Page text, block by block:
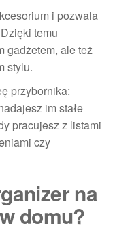
i pozwala
temu
gadżetem, ale też
stylu.
przybornika:
im stałe
pracujesz z listami
czy
na
domu?